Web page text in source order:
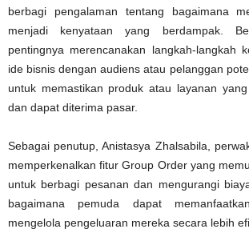
berbagi pengalaman tentang bagaimana
menjadi kenyataan yang berdampak.
pentingnya merencanakan langkah-langkah
ide bisnis dengan audiens atau pelanggan
untuk memastikan produk atau layanan
dan dapat diterima pasar.
Sebagai penutup, Anistasya Zhalsabila,
memperkenalkan fitur Group Order yang
untuk berbagi pesanan dan mengurangi
bagaimana pemuda dapat
mengelola pengeluaran mereka secara lebih